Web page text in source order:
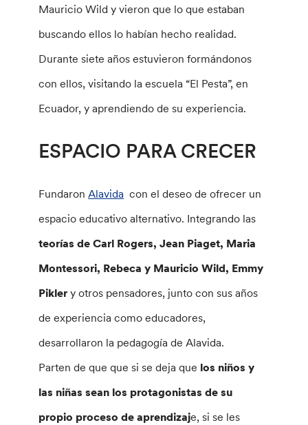
Mauricio Wild y vieron que lo que estaban
buscando ellos lo habían hecho realidad.
Durante siete años estuvieron formándonos
con ellos, visitando la escuela “El Pesta”, en
Ecuador, y aprendiendo de su experiencia.
ESPACIO PARA CRECER
Fundaron Alavida con el deseo de ofrecer un
espacio educativo alternativo. Integrando las
teorías de Carl Rogers, Jean Piaget, Maria
Montessori, Rebeca y Mauricio Wild, Emmy
Pikler y otros pensadores, junto con sus años
de experiencia como educadores,
desarrollaron la pedagogía de Alavida.
Parten de que que si se deja que los niños y
las niñas sean los protagonistas de su
propio proceso de aprendizaje, si se les